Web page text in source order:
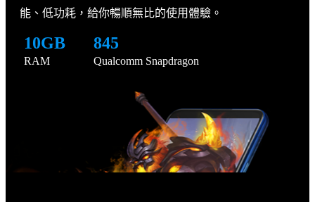
能、低功耗，給你暢順無比的使用體驗。
10GB
RAM
845
Qualcomm Snapdragon